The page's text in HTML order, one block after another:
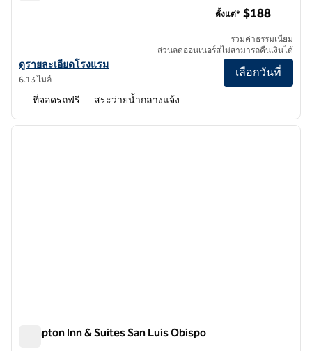
ดูรายละเอียดโรงแรม Hilton Vacation Club San Luis Bay Avila Beach
ดูรายละเอียดโรงแรม
6.13 ไมล์
ตั้งแต่* $188
รวมค่าธรรมเนียม
ส่วนลดออนเนอร์สไม่สามารถคืนเงินได้
เลือกวันที่
ที่จอดรถฟรี สระว่ายน้ำกลางแจ้ง
1 จาก 12
ภาพถั
Hampton Inn & Suites San Luis Obispo